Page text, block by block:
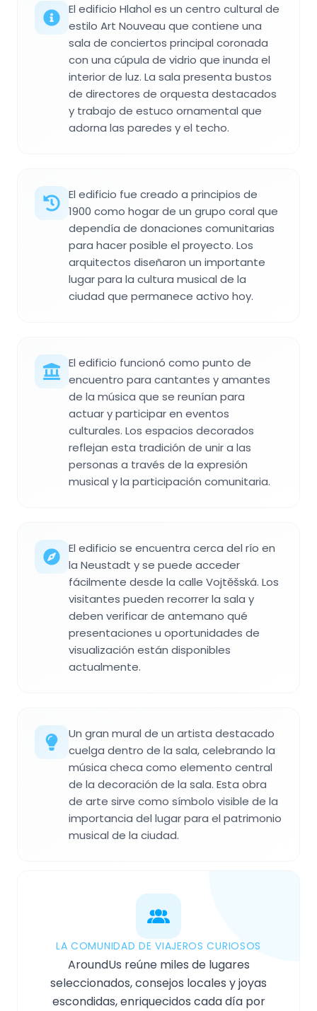
El edificio Hlahol es un centro cultural de
estilo Art Nouveau que contiene una
sala de conciertos principal coronada
con una cúpula de vidrio que inunda el
interior de luz. La sala presenta bustos
de directores de orquesta destacados
y trabajo de estuco ornamental que
adorna las paredes y el techo.
El edificio fue creado a principios de
1900 como hogar de un grupo coral que
dependía de donaciones comunitarias
para hacer posible el proyecto. Los
arquitectos diseñaron un importante
lugar para la cultura musical de la
ciudad que permanece activo hoy.
El edificio funcionó como punto de
encuentro para cantantes y amantes
de la música que se reunían para
actuar y participar en eventos
culturales. Los espacios decorados
reflejan esta tradición de unir a las
personas a través de la expresión
musical y la participación comunitaria.
El edificio se encuentra cerca del río en
la Neustadt y se puede acceder
fácilmente desde la calle Vojtěšská. Los
visitantes pueden recorrer la sala y
deben verificar de antemano qué
presentaciones u oportunidades de
visualización están disponibles
actualmente.
Un gran mural de un artista destacado
cuelga dentro de la sala, celebrando la
música checa como elemento central
de la decoración de la sala. Esta obra
de arte sirve como símbolo visible de la
importancia del lugar para el patrimonio
musical de la ciudad.
LA COMUNIDAD DE VIAJEROS CURIOSOS
AroundUs reúne miles de lugares
seleccionados, consejos locales y joyas
escondidas, enriquecidos cada día por